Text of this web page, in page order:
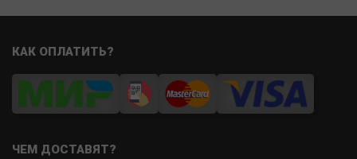
КАК ОПЛАТИТЬ?
ЧЕМ ДОСТАВЯТ?